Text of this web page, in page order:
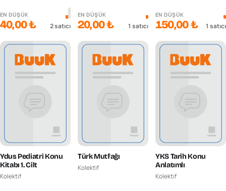
EN DÜŞÜK
40,00 ₺ 2satıcı
EN DÜŞÜK
20,00 ₺ 1 satıcı
EN DÜŞÜK
150,00 ₺ 1 satıcı
Ydus Pediatri Konu
Kitabı 1. Cilt
Kolektif
Türk Mutfağı
Kolektif
YKS Tarih Konu
Anlatımlı
Kolektif